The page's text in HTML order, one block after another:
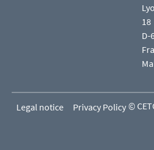
18
D-
Legal notice Privacy Policy ©